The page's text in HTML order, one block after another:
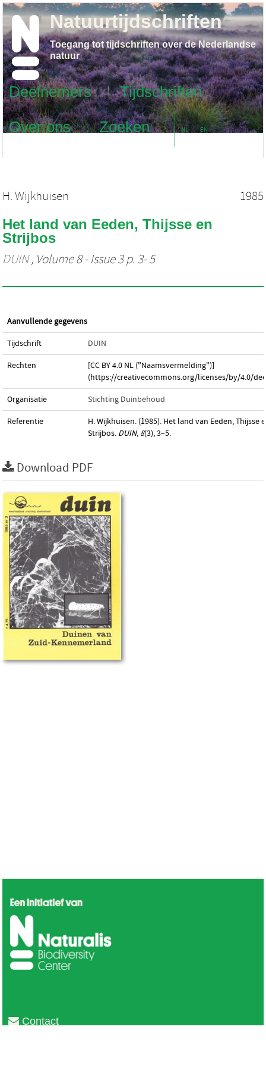
Deelnemers
Tijdschriften
Over ons
Zoeken NL EN
Natuurtijdschriften
Toegang tot tijdschriften over de Nederlandse
natuur
H. Wijkhuisen 1985
Het land van Eeden, Thijsse en
Strijbos
DUIN, Volume 8 - Issue 3 p. 3- 5
Aanvullende gegevens
Tijdschrift DUIN
Rechten
[CC BY 4.0 NL ("Naamsvermelding")]
(https://creativecommons.org/licenses/by/4.0/
Organisatie Stichting Duinbehoud
Referentie
H. Wijkhuisen. (1985). Het land van Eeden, Thijsse
Strijbos. DUIN, 8(3), 3–5.
Download PDF
Contact